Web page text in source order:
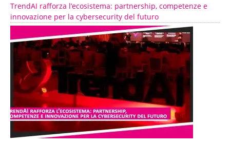
TrendAI rafforza l’ecosistema: partnership, competenze e
innovazione per la cybersecurity del futuro